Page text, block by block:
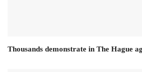
Thousands demonstrate in The Hague